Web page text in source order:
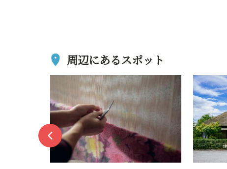
周辺にあるスポット